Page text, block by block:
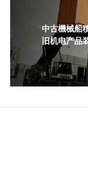
中古機械船積
旧机电产品装